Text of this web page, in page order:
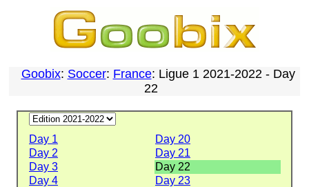
Goobix: Soccer: France: Ligue 1 2021-2022 - Day
22
Day 1
Day 20
Day 2
Day 21
Day 3
Day 22
Day 4
Day 23